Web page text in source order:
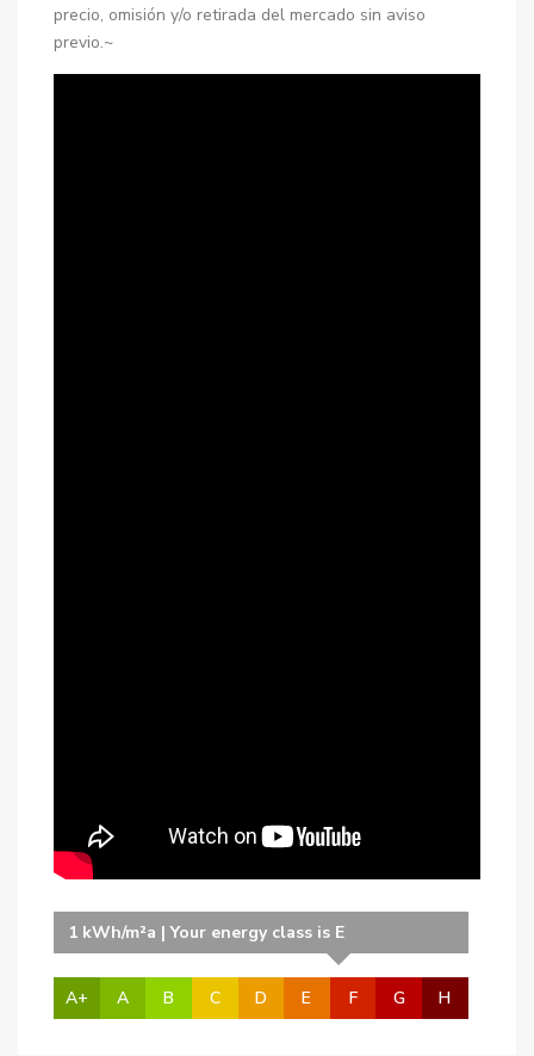
precio, omisión y/o retirada del mercado sin aviso
previo.~
A+ A B C D
1 kWh/m²a | Your energy class is E
E F G H